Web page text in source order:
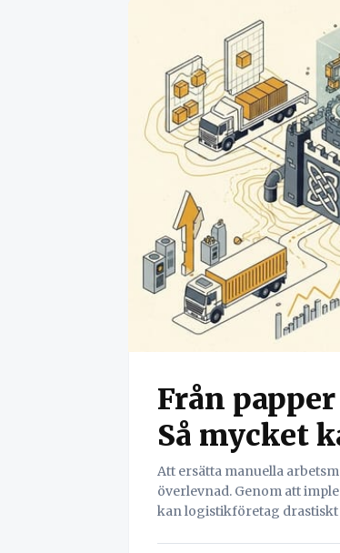
Från
Så mycket
Att ersätta manuella
överlevnad. Genom att
kan logistikföretag